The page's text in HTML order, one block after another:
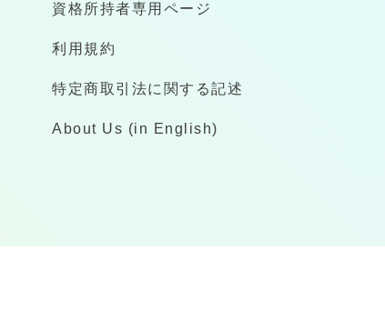
資格所持者専用ページ
利用規約
特定商取引法に関する記述
About Us (in English)